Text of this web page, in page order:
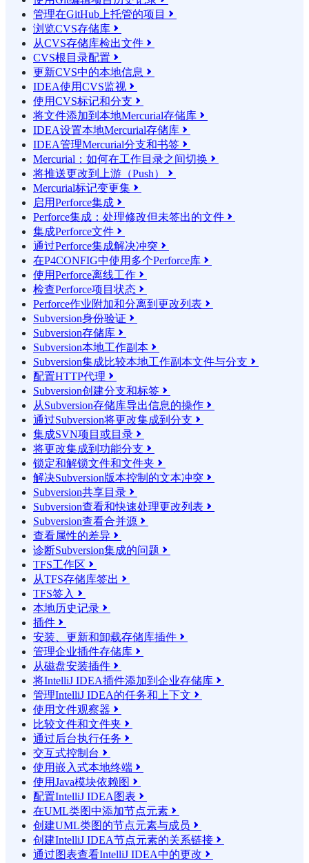
管理在GitHub上托管的项目 
浏览CVS存储库 
从CVS存储库检出文件 
CVS根目录配置 
更新CVS中的本地信息 
IDEA使用CVS监视 
使用CVS标记和分支 
将文件添加到本地Mercurial存储库 
IDEA设置本地Mercurial存储库 
IDEA管理Mercurial分支和书签 
Mercurial：如何在工作目录之间切换 
将推送更改到上游（Push） 
Mercurial标记变更集 
启用Perforce集成 
Perforce集成：处理修改但未签出的文件 
集成Perforce文件 
通过Perforce集成解决冲突 
在P4CONFIG中使用多个Perforce库 
使用Perforce离线工作 
检查Perforce项目状态 
Perforce作业附加和分离到更改列表 
Subversion身份验证 
Subversion存储库 
Subversion本地工作副本 
Subversion集成比较本地工作副本文件与分支 
配置HTTP代理 
Subversion创建分支和标签 
从Subversion存储库导出信息的操作 
通过Subversion将更改集成到分支 
集成SVN项目或目录 
将更改集成到功能分支 
锁定和解锁文件和文件夹 
解决Subversion版本控制的文本冲突 
Subversion共享目录 
Subversion查看和快速处理更改列表 
Subversion查看合并源 
查看属性的差异 
诊断Subversion集成的问题 
TFS工作区 
从TFS存储库签出 
TFS签入 
本地历史记录 
插件 
安装、更新和卸载存储库插件 
管理企业插件存储库 
从磁盘安装插件 
将IntelliJ IDEA插件添加到企业存储库 
管理IntelliJ IDEA的任务和上下文 
使用文件观察器 
比较文件和文件夹 
通过后台执行任务 
交互式控制台 
使用嵌入式本地终端 
使用Java模块依赖图 
配置IntelliJ IDEA图表 
在UML类图中添加节点元素 
创建UML类图的节点元素与成员 
创建IntelliJ IDEA节点元素的关系链接 
通过图表查看IntelliJ IDEA中的更改 